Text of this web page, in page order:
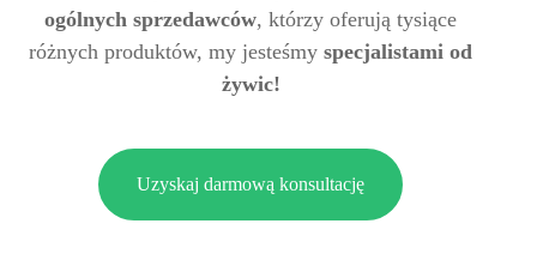
ogólnych sprzedawców, którzy oferują tysiące
różnych produktów, my jesteśmy specjalistami od
żywic!
Uzyskaj darmową konsultację